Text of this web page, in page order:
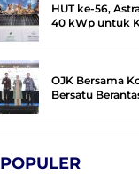
HUT ke-56,
40 kWp untuk
OJK Bersama
Bersatu
POPULER